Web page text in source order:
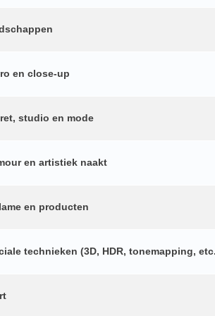
en close-up
studio en mode
en artistiek naakt
en producten
technieken (3D, HDR, tonemapping,